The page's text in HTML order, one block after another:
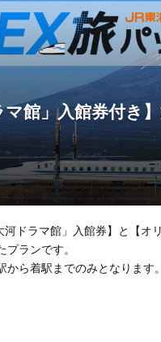
マ館」入館券付き
ドラマ館」入館券】と【オ
ランです。
から着駅までのみとなります